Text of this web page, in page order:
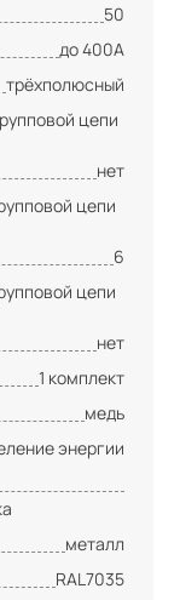
50
до 400А
трёхполюсный
цепи
нет
цепи
6
цепи
нет
1 комплект
медь
энергии
металл
RAL7035